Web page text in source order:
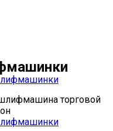
торговой